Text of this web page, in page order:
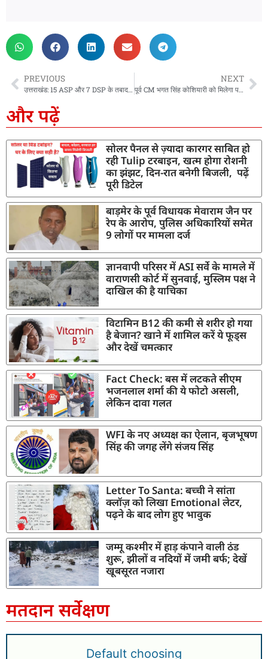
PREVIOUS
उत्तराखंड: 15 ASP और 7 DSP के तबादले, 11 को पदोन्नति के बाद मिली नई नियुक्ति, देखें पूरी सूची
NEXT
पूर्व CM भगत सिंह कोशियारी को मिलेगा पद्मभूषण पुरुस्कार, CM धामी ने कोशियारी के आवास पर पहुंचकर दी बधाई
और पढ़ें
सोलर पैनल से ज़्यादा कारगर साबित हो
रही Tulip टरबाइन, खत्म होगा रोशनी
का झंझट, दिन-रात बनेगी बिजली, पढ़ें
पूरी डिटेल
बाड़मेर के पूर्व विधायक मेवाराम जैन पर
रेप के आरोप, पुलिस अधिकारियों समेत
9 लोगों पर मामला दर्ज
ज्ञानवापी परिसर में ASI सर्वे के मामले में
वाराणसी कोर्ट में सुनवाई, मुस्लिम पक्ष ने
दाखिल की है याचिका
विटामिन B12 की कमी से शरीर हो गया
है बेजान? खाने में शामिल करें ये फूड्स
और देखें चमत्कार
Fact Check: बस में लटकते सीएम
भजनलाल शर्मा की ये फोटो असली,
लेकिन दावा गलत
WFI के नए अध्यक्ष का ऐलान, बृजभूषण
सिंह की जगह लेंगे संजय सिंह
Letter To Santa: बच्ची ने सांता
क्लॉज़ को लिखा Emotional लेटर,
पढ़ने के बाद लोग हुए भावुक
जम्मू कश्मीर में हाड़ कंपाने वाली ठंड
शुरू, झीलों व नदियों में जमी बर्फ; देखें
खूबसूरत नजारा
मतदान सर्वेक्षण
Default choosing